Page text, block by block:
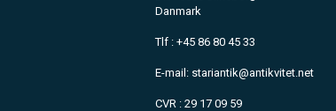
Danmark
Tlf : +45 86 80 45 33
E-mail: stariantik@antikvitet.net
CVR : 29 17 09 59